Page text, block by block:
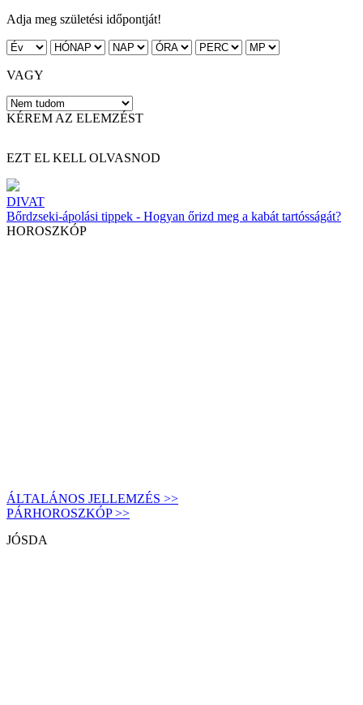
Adja meg születési időpontját!
VAGY
KÉREM AZ ELEMZÉST
EZT EL KELL OLVASNOD
DIVAT
Bőrdzseki-ápolási tippek - Hogyan őrizd meg a kabát tartósságát?
HOROSZKÓP
ÁLTALÁNOS JELLEMZÉS >>
PÁRHOROSZKÓP >>
JÓSDA